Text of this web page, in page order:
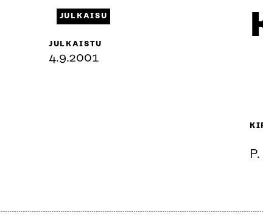
JULKAISU
JULKAISTU
4.9.2001